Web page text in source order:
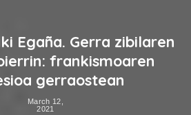
Egaña. Gerra zibilaren
frankismoaren
gerraostean
March 12,
2021